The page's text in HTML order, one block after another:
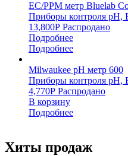
EC/PPM метр Bluelab
Приборы контроля pH,
13,800Р Распродано
Подробнее
Подробнее
Milwaukee pH метр 600
Приборы контроля pH,
4,770Р Распродано
В корзину
Подробнее
Хиты продаж